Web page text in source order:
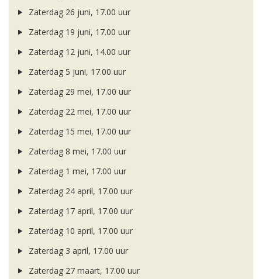
Zaterdag 26 juni, 17.00 uur
Zaterdag 19 juni, 17.00 uur
Zaterdag 12 juni, 14.00 uur
Zaterdag 5 juni, 17.00 uur
Zaterdag 29 mei, 17.00 uur
Zaterdag 22 mei, 17.00 uur
Zaterdag 15 mei, 17.00 uur
Zaterdag 8 mei, 17.00 uur
Zaterdag 1 mei, 17.00 uur
Zaterdag 24 april, 17.00 uur
Zaterdag 17 april, 17.00 uur
Zaterdag 10 april, 17.00 uur
Zaterdag 3 april, 17.00 uur
Zaterdag 27 maart, 17.00 uur